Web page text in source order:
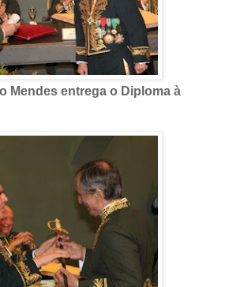
Mendes entrega o Diploma à